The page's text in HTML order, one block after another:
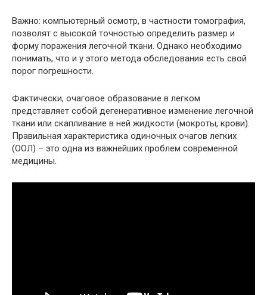
Важно: компьютерный осмотр, в частности томография,
позволят с высокой точностью определить размер и
форму поражения легочной ткани. Однако необходимо
понимать, что и у этого метода обследования есть свой
порог погрешности.
Фактически, очаговое образование в легком
представляет собой дегенеративное изменение легочной
ткани или скапливание в ней жидкости (мокроты, крови).
Правильная характеристика одиночных очагов легких
(ООЛ) – это одна из важнейших проблем современной
медицины.